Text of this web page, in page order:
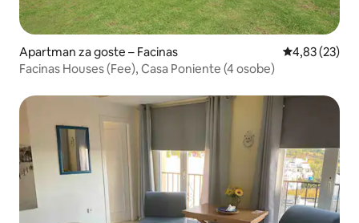
Apartman za goste – Facinas Prosječna
4,83 (23)
Facinas Houses (Fee), Casa Poniente (4 osobe)